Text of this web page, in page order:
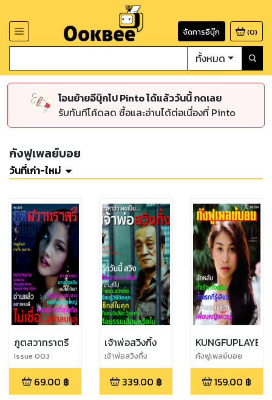
จัดการอีบุ๊ก (0)
ทั้งหมด
โอนย้ายอีบุ๊กไป Pinto ได้แล้ววันนี้ กดเลย
รับทันทีโค้ดลด ซื้อและอ่านได้ต่อเนื่องที่ Pinto
กังฟูเพลย์บอย
วันที่เก่า-ใหม่
ภูตสวาทราตรี
Issue 003
69.00 ฿
เจ้าพ่อสวิงกิ้ง
เจ้าพ่อสวิงกิ้ง
339.00 ฿
กังฟูเพลย์บอย
ฉบับที่ 24
159.00 ฿